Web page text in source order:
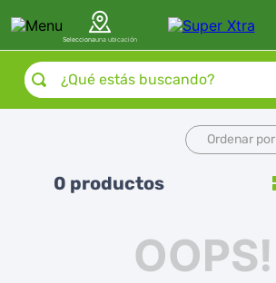
Seleccionauna ubicación
¿Qué estás buscando?
Ordenar por
0 productos
OOPS!